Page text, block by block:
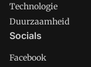
Technologie
Duurzaamheid
Socials
Facebook